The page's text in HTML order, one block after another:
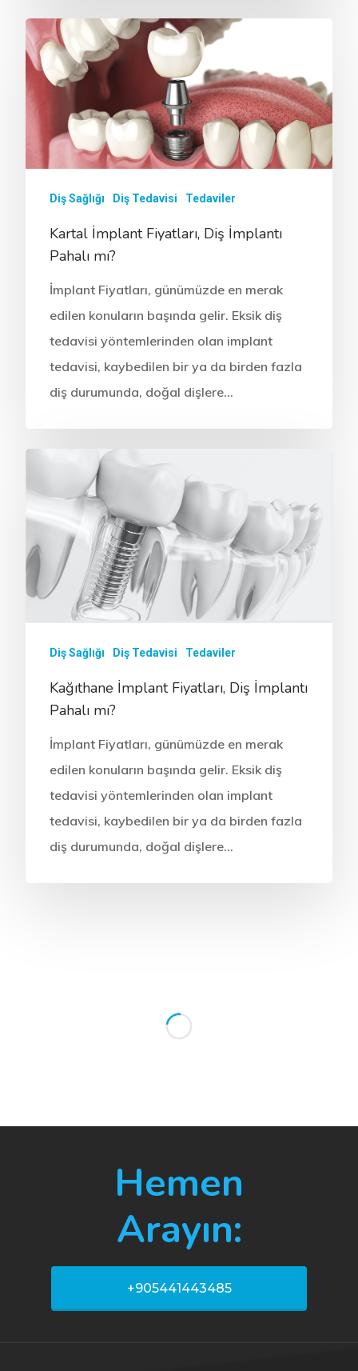
Diş Sağlığı Diş Tedavisi Tedaviler
Kartal İmplant Fiyatları, Diş İmplantı
Pahalı mı?
İmplant Fiyatları, günümüzde en merak
edilen konuların başında gelir. Eksik diş
tedavisi yöntemlerinden olan implant
tedavisi, kaybedilen bir ya da birden fazla
diş durumunda, doğal dişlere…
Diş Sağlığı Diş Tedavisi Tedaviler
Kağıthane İmplant Fiyatları, Diş İmplantı
Pahalı mı?
İmplant Fiyatları, günümüzde en merak
edilen konuların başında gelir. Eksik diş
tedavisi yöntemlerinden olan implant
tedavisi, kaybedilen bir ya da birden fazla
diş durumunda, doğal dişlere…
Hemen
Arayın:
+905441443485